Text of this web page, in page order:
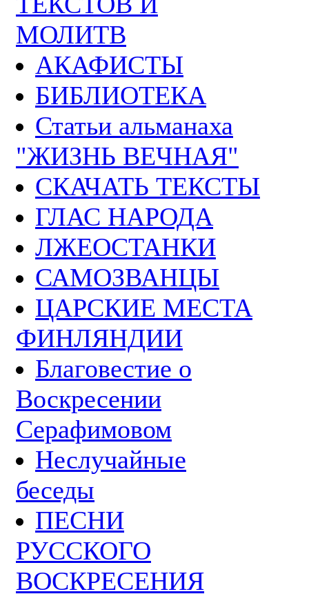
МОЛИТВ
АКАФИСТЫ
БИБЛИОТЕКА
Статьи альманаха
"ЖИЗНЬ ВЕЧНАЯ"
СКАЧАТЬ ТЕКСТЫ
ГЛАС НАРОДА
ЛЖЕОСТАНКИ
САМОЗВАНЦЫ
ЦАРСКИЕ МЕСТА
ФИНЛЯНДИИ
Благовестие о
Воскресении
Серафимовом
Неслучайные
беседы
ПЕСНИ
РУССКОГО
ВОСКРЕСЕНИЯ